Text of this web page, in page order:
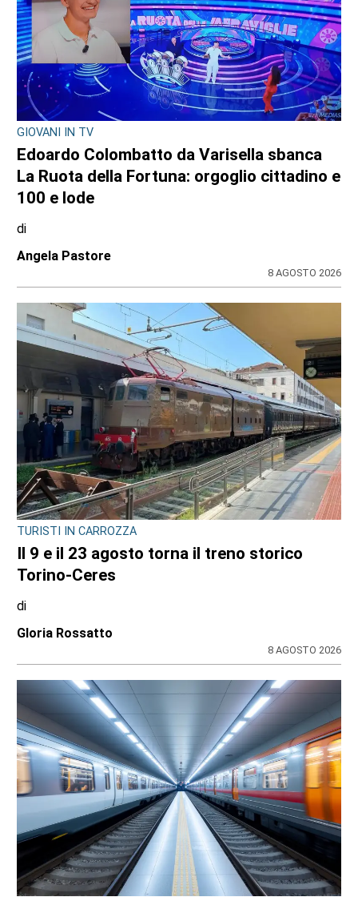
GIOVANI IN TV
Edoardo Colombatto da Varisella sbanca
La Ruota della Fortuna: orgoglio cittadino e
100 e lode
di
Angela Pastore
8 AGOSTO 2026
TURISTI IN CARROZZA
Il 9 e il 23 agosto torna il treno storico
Torino-Ceres
di
Gloria Rossatto
8 AGOSTO 2026